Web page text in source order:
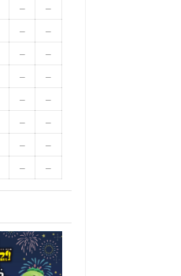
–
–
– –
–
–
– –
–
–
– –
–
–
– –